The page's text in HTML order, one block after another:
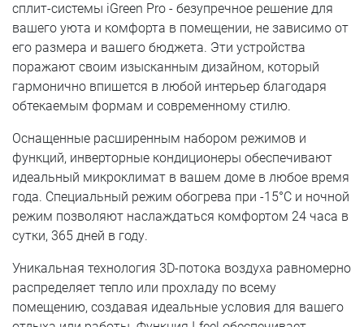
сплит-системы iGreen Pro - безупречное решение для
вашего уюта и комфорта в помещении, не зависимо от
его размера и вашего бюджета. Эти устройства
поражают своим изысканным дизайном, который
гармонично впишется в любой интерьер благодаря
обтекаемым формам и современному стилю.
Оснащенные расширенным набором режимов и
функций, инверторные кондиционеры обеспечивают
идеальный микроклимат в вашем доме в любое время
года. Специальный режим обогрева при -15°C и ночной
режим позволяют наслаждаться комфортом 24 часа в
сутки, 365 дней в году.
Уникальная технология 3D-потока воздуха равномерно
распределяет тепло или прохладу по всему
помещению, создавая идеальные условия для вашего